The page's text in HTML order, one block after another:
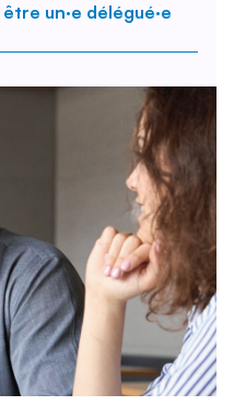
un·e délégué·e